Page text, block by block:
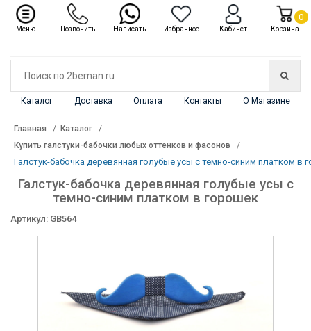
Каталог Доставка Оплата Контакты О Магазине
Каталог ✖
Главная
Каталог
Купить галстуки-бабочки любых оттенков и фасонов
Галстук-бабочка деревянная голубые усы с темно-синим платком в
Галстук-бабочка деревянная голубые усы с
темно-синим платком в горошек
Артикул: GB564
Меню Позвонить Написать Избранное Кабинет Корзина
0